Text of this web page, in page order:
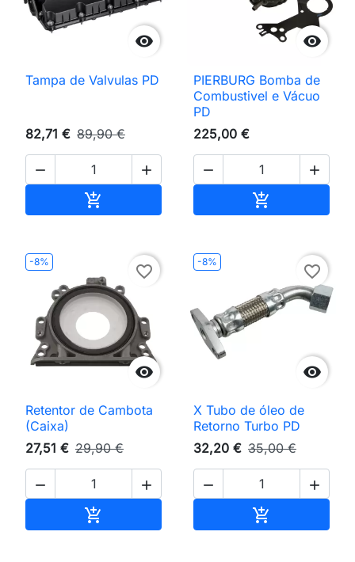

Tampa de Valvulas PD
82,71 € 89,90 €
 


PIERBURG Bomba de
Combustivel e Vácuo
PD
225,00 €
 

-8%

favorite_border
Retentor de Cambota
(Caixa)
27,51 € 29,90 €
 

-8%

favorite_border
X Tubo de óleo de
Retorno Turbo PD
32,20 € 35,00 €
 
